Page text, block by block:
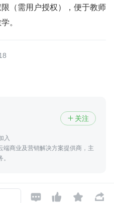
（需用户授权），便于教师
。
 关注
入
端商业及营销解决方案提供商，主
   